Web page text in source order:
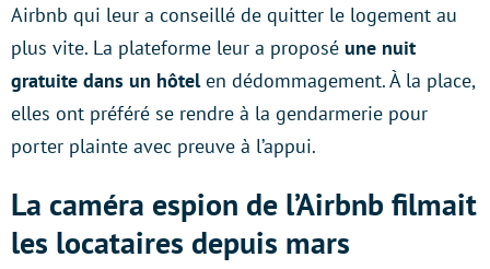
Airbnb qui leur a conseillé de quitter le logement au
plus vite. La plateforme leur a proposé une nuit
gratuite dans un hôtelen dédommagement. À la place,
elles ont préféré se rendre à la gendarmerie pour
porter plainte avec preuve à l’appui.
La caméra espion de l’Airbnb filmait
les locataires depuis mars